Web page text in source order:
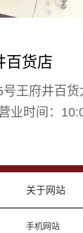
百货店
王府井百
业时间：
关于网站
手机网站